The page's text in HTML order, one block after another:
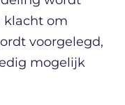
klacht om
voorgelegd,
mogelijk